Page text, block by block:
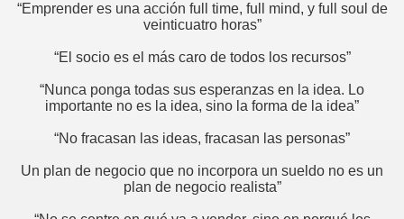
“Emprender es una acción full time, full mind, y full soul de
veinticuatro horas”
“El socio es el más caro de todos los recursos”
“Nunca ponga todas sus esperanzas en la idea. Lo
importante no es la idea, sino la forma de la idea”
“No fracasan las ideas, fracasan las personas”
Un plan de negocio que no incorpora un sueldo no es un
plan de negocio realista”